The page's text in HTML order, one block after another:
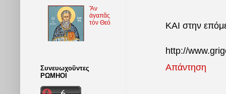
ΚΑΙ στην
http://
Απάντηση
Ἄν
ἀγαπᾶς
τὸν Θεό
Συνευωχοῦντες
ΡΩΜΗΟΙ